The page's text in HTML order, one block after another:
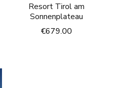
Resort Tirol am
Sonnenplateau
€679.00